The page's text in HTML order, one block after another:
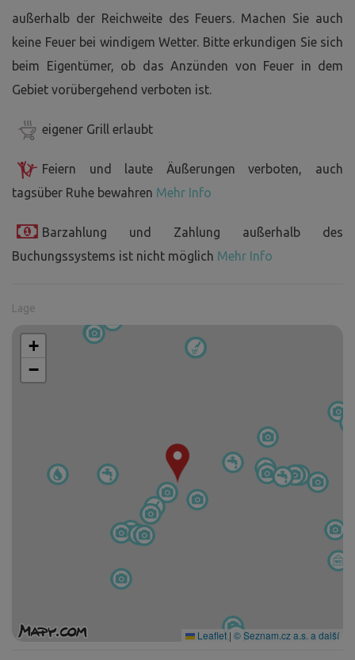
außerhalb der Reichweite des Feuers. Machen Sie auch
keine Feuer bei windigem Wetter. Bitte erkundigen Sie sich
beim Eigentümer, ob das Anzünden von Feuer in dem
Gebiet vorübergehend verboten ist.
eigener Grill erlaubt
Feiern und laute Äußerungen verboten, auch
tagsüber Ruhe bewahren Mehr Info
Barzahlung und Zahlung außerhalb des
Buchungssystems ist nicht möglich Mehr Info
Lage
+
−
Leaflet | © Seznam.cz a.s. a další